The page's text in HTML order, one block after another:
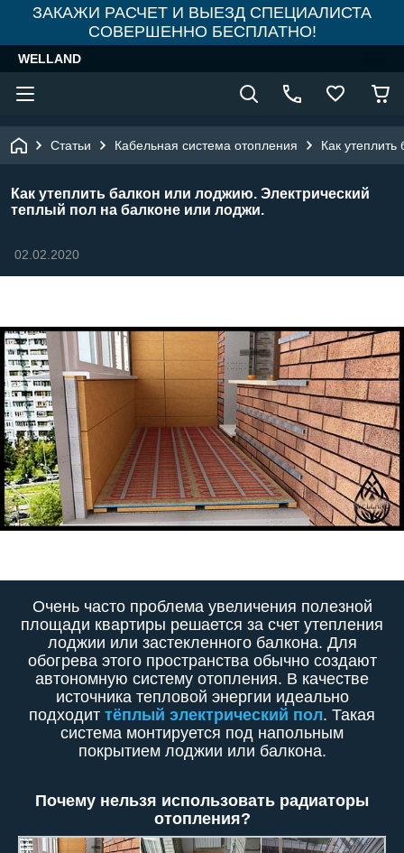
ЗАКАЖИ РАСЧЕТ И ВЫЕЗД СПЕЦИАЛИСТА
СОВЕРШЕННО БЕСПЛАТНО!
WELLAND
Статьи Кабельная система отопления Как
Как утеплить балкон или лоджию. Электрический
теплый пол на балконе или лоджи.
02.02.2020
Очень часто проблема увеличения полезной
площади квартиры решается за счет утепления
лоджии или застекленного балкона. Для
обогрева этого пространства обычно создают
автономную систему отопления. В качестве
источника тепловой энергии идеально
подходит тёплый электрический пол. Такая
система монтируется под напольным
покрытием лоджии или балкона.
Почему нельзя использовать радиаторы
отопления?